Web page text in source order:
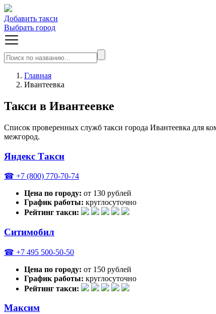
Добавить такси
Выбрать город
Главная
Ивантеевка
Такси в Ивантеевке
Список проверенных служб такси города Ивантеевка для
межгород.
Яндекс Такси
☎ +7 (800) 770-70-74
Цена по городу: от 130 рублей
График работы: круглосуточно
Рейтинг такси:
Ситимобил
☎ +7 495 500-50-50
Цена по городу: от 150 рублей
График работы: круглосуточно
Рейтинг такси:
Максим